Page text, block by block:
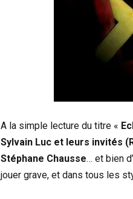
A la simple lecture du titre «
Sylvain Luc et leurs invités
Stéphane Chausse… et bien
jouer grave, et dans tous les